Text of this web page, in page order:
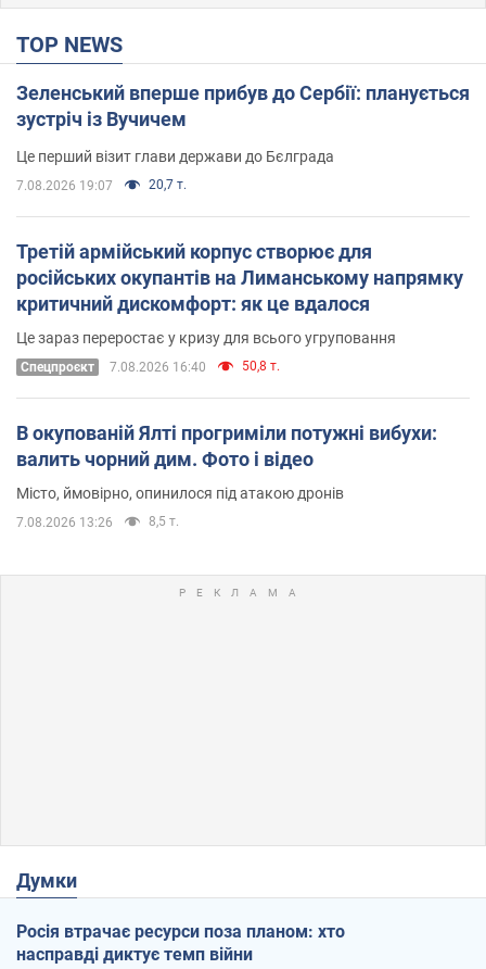
TOP NEWS
Зеленський вперше прибув до Сербії: планується
зустріч із Вучичем
Це перший візит глави держави до Бєлграда
7.08.2026 19:07 20,7 т.
Третій армійський корпус створює для
російських окупантів на Лиманському напрямку
критичний дискомфорт: як це вдалося
Це зараз переростає у кризу для всього угруповання
Cпецпроєкт 7.08.2026 16:40 50,8 т.
В окупованій Ялті прогриміли потужні вибухи:
валить чорний дим. Фото і відео
Місто, ймовірно, опинилося під атакою дронів
7.08.2026 13:26 8,5 т.
Думки
Росія втрачає ресурси поза планом: хто
насправді диктує темп війни